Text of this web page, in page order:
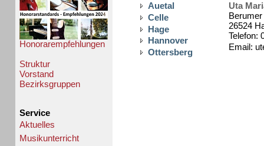
Honorarempfehlungen
Struktur
Vorstand
Bezirksgruppen
Service
Aktuelles
Musikunterricht
Auetal
Celle
Hage
Hannover
Ottersberg
Uta
Berumer
26524
Telefon:
Email: